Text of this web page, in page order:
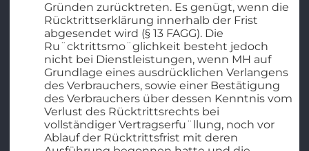
Gründen zurücktreten. Es genügt, wenn die
Rücktrittserklärung innerhalb der Frist
abgesendet wird (§ 13 FAGG). Die
Ru¨cktrittsmo¨glichkeit besteht jedoch
nicht bei Dienstleistungen, wenn MH auf
Grundlage eines ausdrücklichen Verlangens
des Verbrauchers, sowie einer Bestätigung
des Verbrauchers über dessen Kenntnis vom
Verlust des Rücktrittsrechts bei
vollständiger Vertragserfu¨llung, noch vor
Ablauf der Rücktrittsfrist mit deren